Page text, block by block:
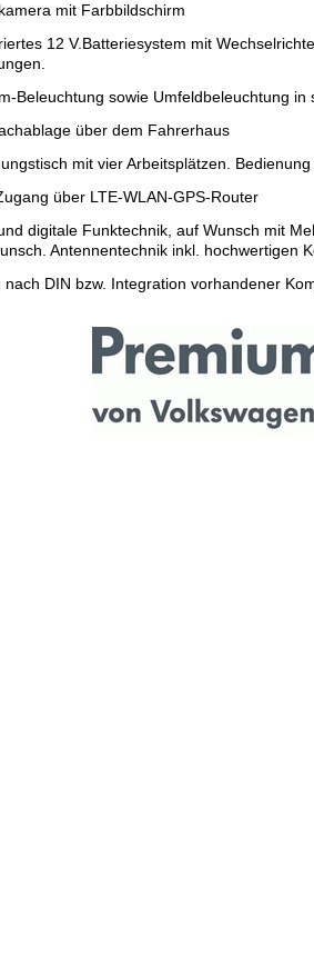
mit Farbbildschirm
12 V.Batteriesystem mit
Beleuchtung sowie Umfeldbeleuchtung in
über dem Fahrerhaus
mit vier Arbeitsplätzen.
über LTE-WLAN-GPS-Router
digitale Funktechnik, auf Wunsch mit
Antennentechnik inkl. hochwertigen
nach DIN bzw. Integration vorhandener